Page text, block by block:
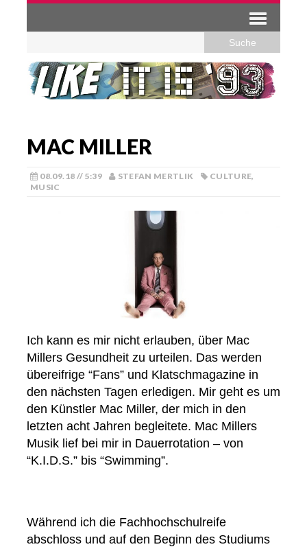
MAC MILLER
08.09.18 // 5:39 STEFAN MERTLIK CULTURE,
MUSIC
Ich kann es mir nicht erlauben, über Mac
Millers Gesundheit zu urteilen. Das werden
übereifrige “Fans” und Klatschmagazine in
den nächsten Tagen erledigen. Mir geht es um
den Künstler Mac Miller, der mich in den
letzten acht Jahren begleitete. Mac Millers
Musik lief bei mir in Dauerrotation – von
“K.I.D.S.” bis “Swimming”.
Während ich die Fachhochschulreife
abschloss und auf den Beginn des Studiums